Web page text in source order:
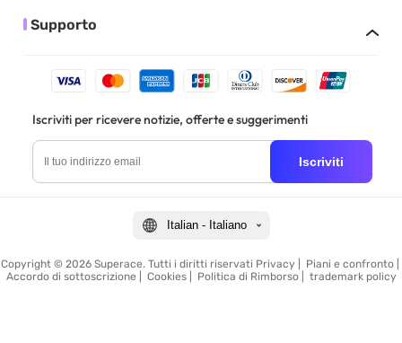
Supporto
Iscriviti per ricevere notizie, offerte e suggerimenti
Iscriviti
Italian - Italiano
Copyright © 2026 Superace. Tutti i diritti riservati Privacy Piani e confronto|
Accordo di sottoscrizione
Cookies| Politica di Rimborso| trademark policy